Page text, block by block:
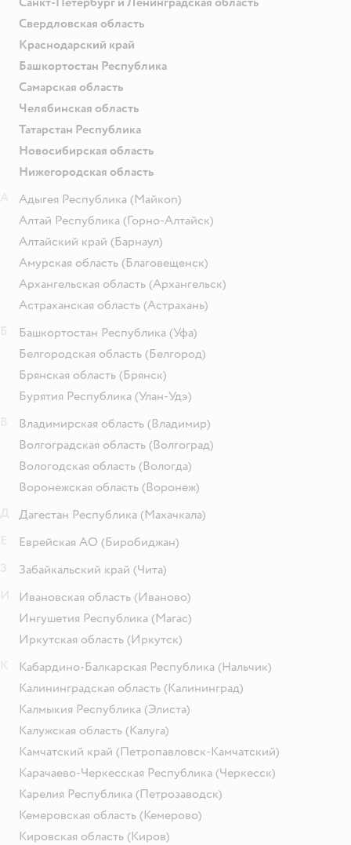
Свердловская область
Краснодарский край
Башкортостан Республика
Самарская область
Челябинская область
Татарстан Республика
Новосибирская область
Нижегородская область
Адыгея Республика (Майкоп)
Алтай Республика (Горно-Алтайск)
Алтайский край (Барнаул)
Амурская область (Благовещенск)
Архангельская область (Архангельск)
Астраханская область (Астрахань)
Башкортостан Республика (Уфа)
Белгородская область (Белгород)
Брянская область (Брянск)
Бурятия Республика (Улан-Удэ)
Владимирская область (Владимир)
Волгоградская область (Волгоград)
Вологодская область (Вологда)
Воронежская область (Воронеж)
Дагестан Республика (Махачкала)
Еврейская АО (Биробиджан)
Забайкальский край (Чита)
Ивановская область (Иваново)
Ингушетия Республика (Магас)
Иркутская область (Иркутск)
Кабардино-Балкарская Республика (Нальчик)
Калининградская область (Калининград)
Калмыкия Республика (Элиста)
Калужская область (Калуга)
Камчатский край (Петропавловск-Камчатский)
Карачаево-Черкесская Республика (Черкесск)
Карелия Республика (Петрозаводск)
Кемеровская область (Кемерово)
Кировская область (Киров)